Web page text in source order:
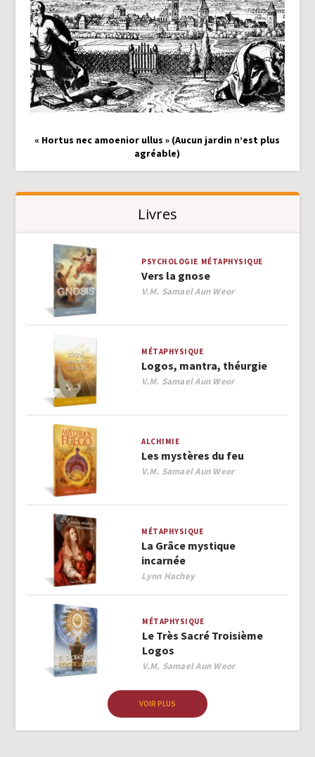
« Hortus nec amoenior ullus » (Aucun jardin n’est plus
agréable)
Livres
PSYCHOLOGIE MÉTAPHYSIQUE
Vers la gnose
Author
V.M. Samael Aun Weor
MÉTAPHYSIQUE
Logos, mantra, théurgie
Author
V.M. Samael Aun Weor
ALCHIMIE
Les mystères du feu
Author
V.M. Samael Aun Weor
MÉTAPHYSIQUE
La Grâce mystique
incarnée
Author
Lynn Hachey
MÉTAPHYSIQUE
Le Très Sacré Troisième
Logos
Author
V.M. Samael Aun Weor
VOIR PLUS